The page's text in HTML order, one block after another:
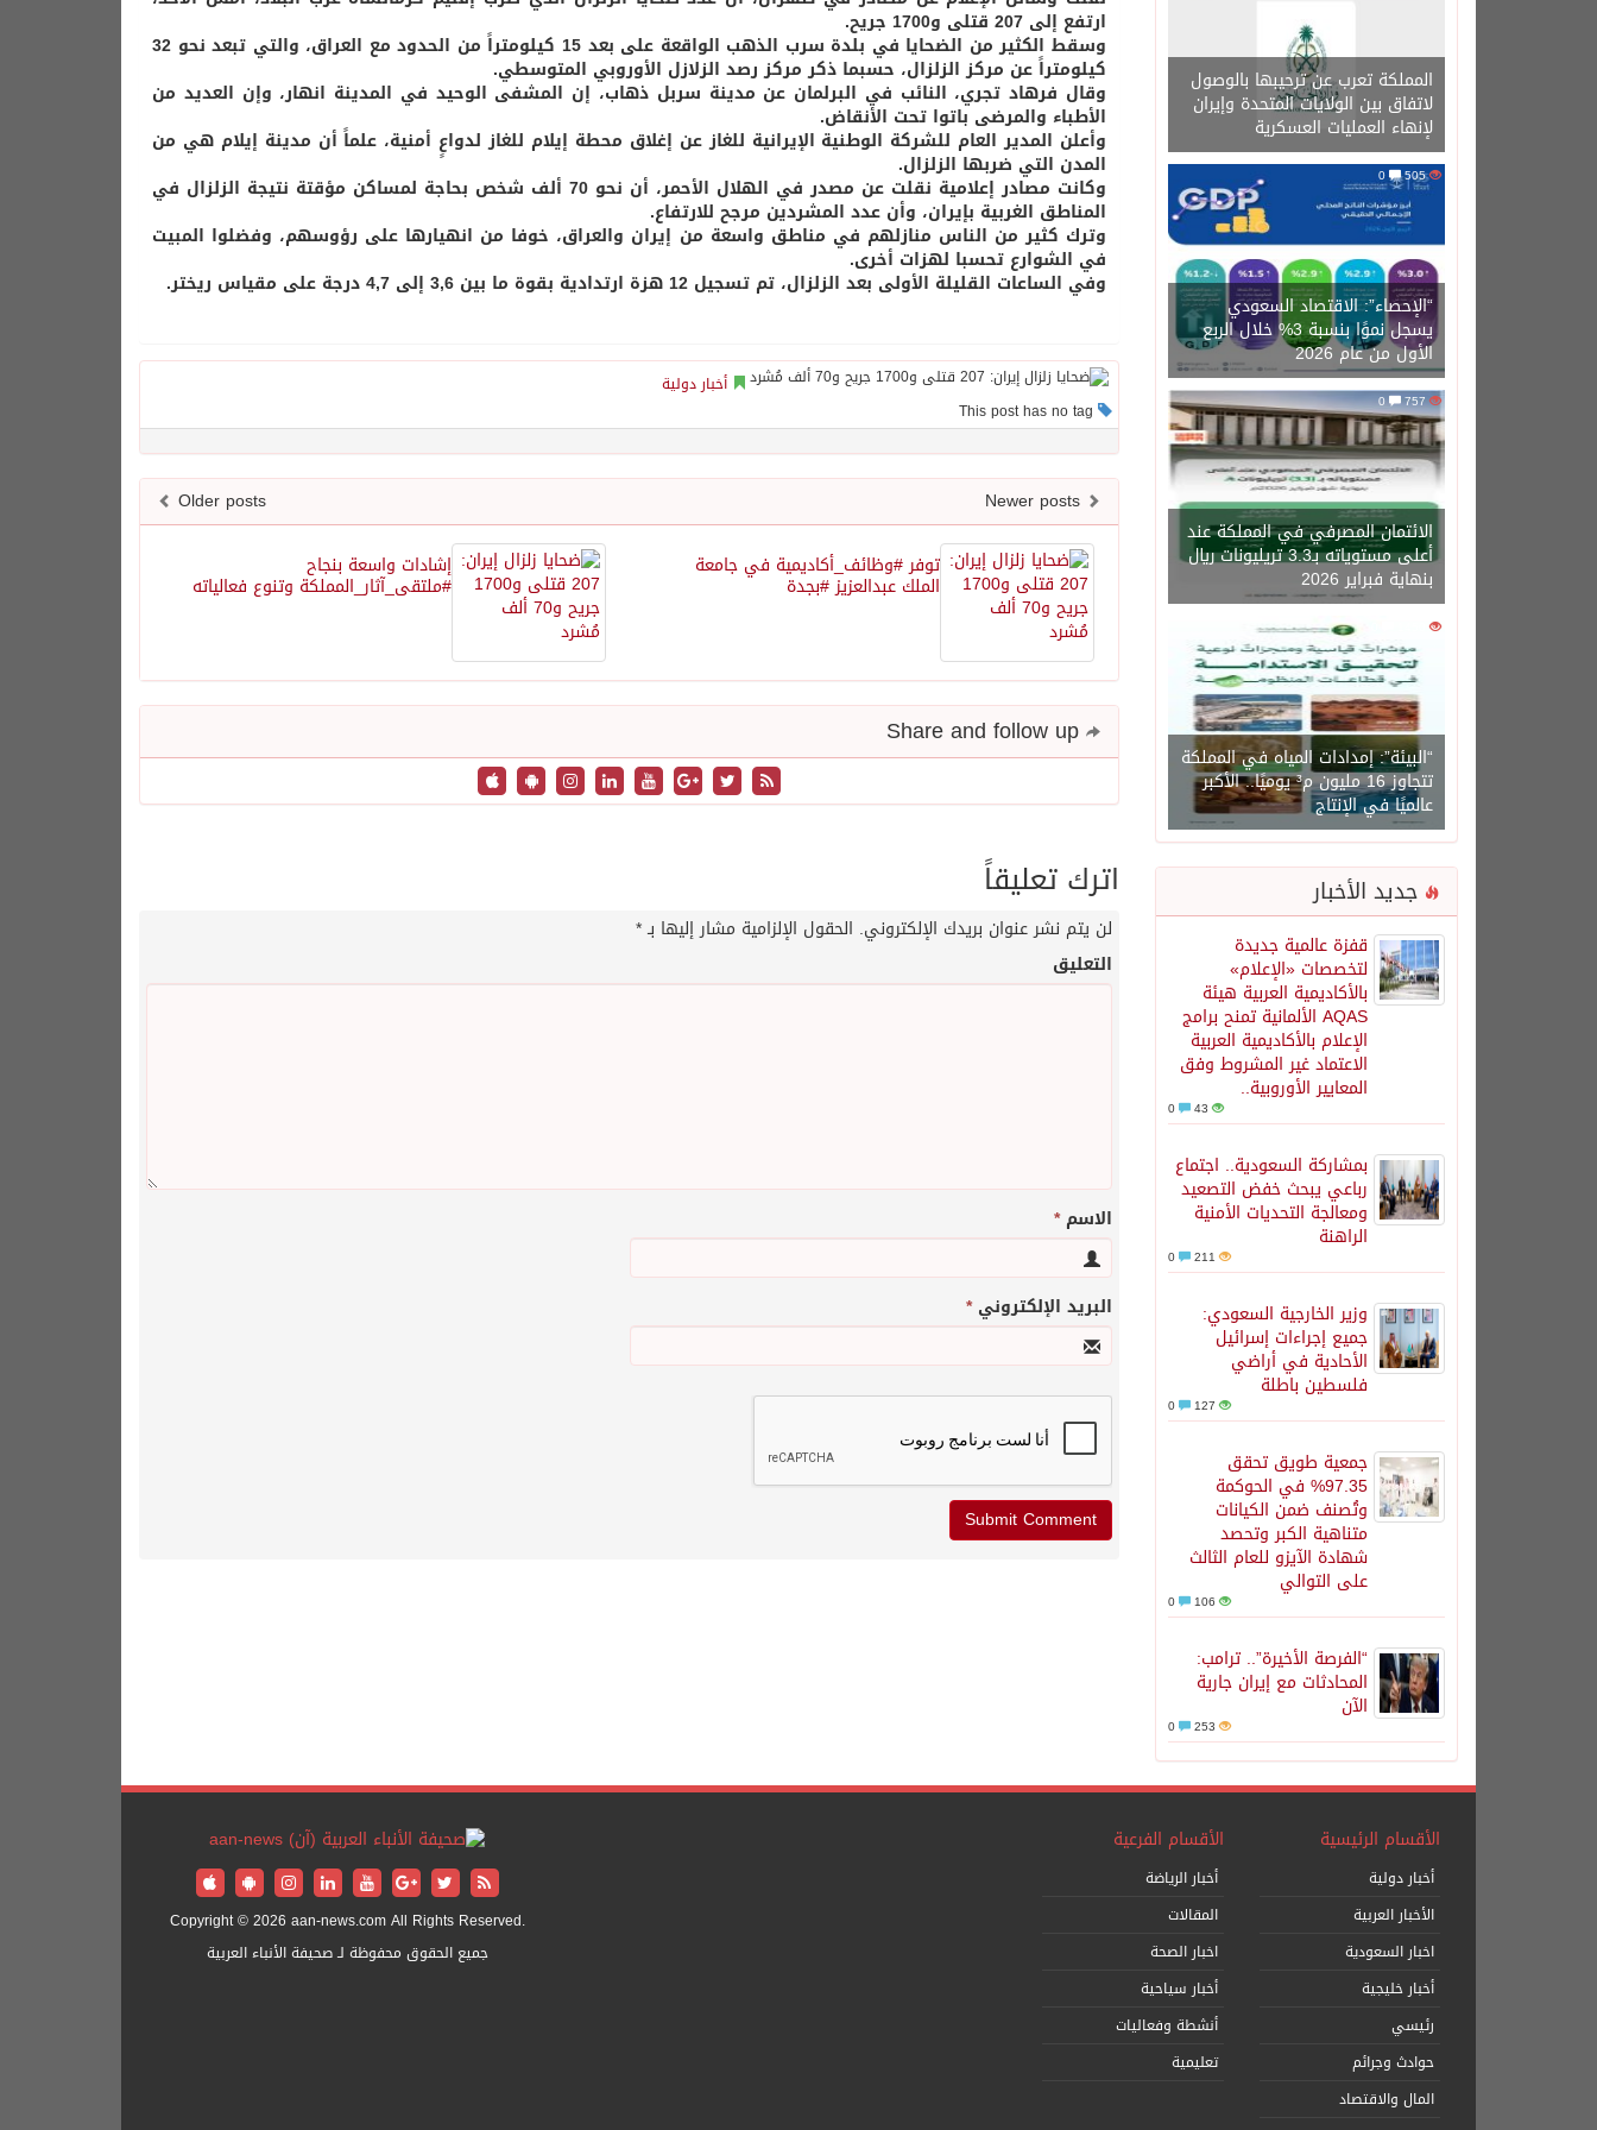
المملكة تعرب عن ترحيبها بالوصول
لاتفاق بين الولايات المتحدة وإيران
لإنهاء العمليات العسكرية
505
“الإحصاء”: الاقتصاد السعودي
يسجل نموًا بنسبة 3% خلال الربع
الأول من عام 2026
757
0
الائتمان المصرفي في المملكة عند
أعلى مستوياته بـ3.3 تريليونات ريال
بنهاية فبراير 2026
1450
“البيئة”: إمدادات المياه في المملكة
تتجاوز 16 مليون م³ يوميًا.. الأكبر
عالميًا في الإنتاج
جديد الأخبار
قفزة عالمية جديدة
لتخصصات «الإعلام»
بالأكاديمية العربية هيئة
AQAS الألمانية تمنح برامج
الإعلام بالأكاديمية العربية
الاعتماد غير المشروط وفق
المعايير الأوروبية..
43
بمشاركة السعودية.. اجتماع
رباعي يبحث خفض التصعيد
ومعالجة التحديات الأمنية
الراهنة
211
وزير الخارجية السعودي:
جميع إجراءات إسرائيل
الأحادية في أراضي
فلسطين باطلة
127
جمعية طويق تحقق
97.35% في الحوكمة
وتُصنف ضمن الكيانات
متناهية الكبر وتحصد
شهادة الآيزو للعام الثالث
على التوالي
106
“الفرصة الأخيرة”.. ترامب:
المحادثات مع إيران جارية
الآن
253
ارتفع إلى 207 قتلى و1700 جريح.
وسقط الكثير من الضحايا في بلدة سرب الذهب الواقعة على بعد 15 كيلومتراً من الحدود مع العراق، والتي تبعد نحو 32
كيلومتراً عن مركز الزلزال، حسبما ذكر مركز رصد الزلازل الأوروبي المتوسطي.
وقال فرهاد تجري، النائب في البرلمان عن مدينة سربل ذهاب، إن المشفى الوحيد في المدينة انهار، وإن العديد من
الأطباء والمرضى باتوا تحت الأنقاض.
وأعلن المدير العام للشركة الوطنية الإيرانية للغاز عن إغلاق محطة إيلام للغاز لدواعٍ أمنية، علماً أن مدينة إيلام هي من
المدن التي ضربها الزلزال.
وكانت مصادر إعلامية نقلت عن مصدر في الهلال الأحمر، أن نحو 70 ألف شخص بحاجة لمساكن مؤقتة نتيجة الزلزال في
المناطق الغربية بإيران، وأن عدد المشردين مرجح للارتفاع.
وترك كثير من الناس منازلهم في مناطق واسعة من إيران والعراق، خوفا من انهيارها على رؤوسهم، وفضلوا المبيت
في الشوارع تحسبا لهزات أخرى.
وفي الساعات القليلة الأولى بعد الزلزال، تم تسجيل 12 هزة ارتدادية بقوة ما بين 3,6 إلى 4,7 درجة على مقياس ريختر.
أخبار دولية
Older posts
إشادات واسعة بنجاح
#ملتقى_آثار_المملكة وتنوع فعالياته
توفر #وظائف_أكاديمية في جامعة
الملك عبدالعزيز #بجدة
اترك تعليقاً
لن يتم نشر عنوان بريدك الإلكتروني. الحقول الإلزامية مشار إليها بـ*
التعليق
الاسم*
البريد الإلكتروني*
الأقسام الرئيسية
أخبار دولية
الأخبار العربية
اخبار السعودية
أخبار خليجية
رئيسي
حوادث وجرائم
المال والاقتصاد
الأقسام الفرعية
أخبار الرياضة
المقالات
اخبار الصحة
أخبار سياحية
أنشطة وفعاليات
تعليمية
Copyright © 2026 aan-news.com All Rights Reserved.
جميع الحقوق محفوظة لـ صحيفة الأنباء العربية